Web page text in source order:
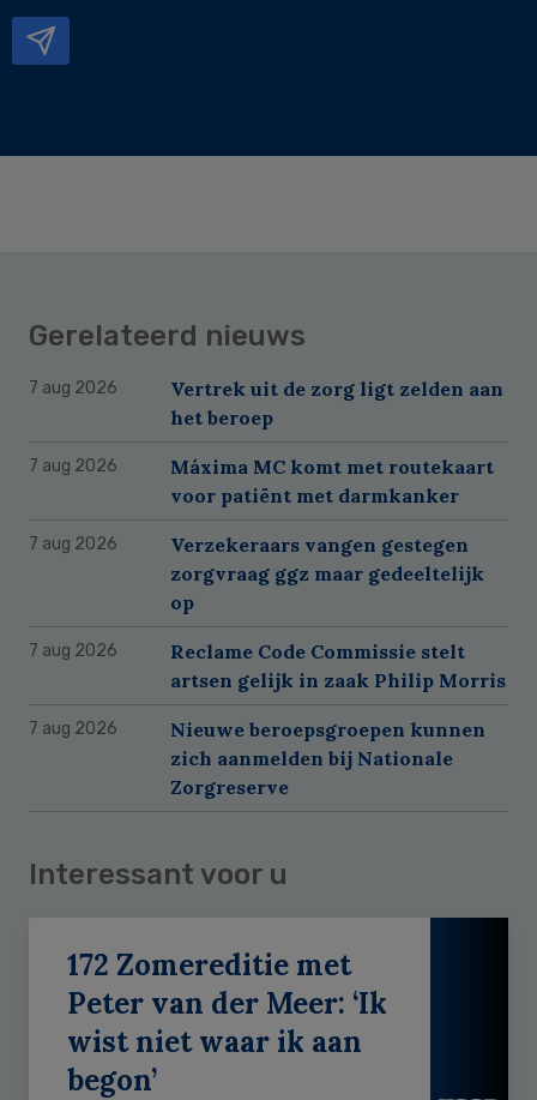
Gerelateerd nieuws
7 aug 2026
Vertrek uit de zorg ligt zelden aan
het beroep
7 aug 2026
Máxima MC komt met routekaart
voor patiënt met darmkanker
7 aug 2026
Verzekeraars vangen gestegen
zorgvraag ggz maar gedeeltelijk
op
7 aug 2026
Reclame Code Commissie stelt
artsen gelijk in zaak Philip Morris
7 aug 2026
Nieuwe beroepsgroepen kunnen
zich aanmelden bij Nationale
Zorgreserve
Interessant voor u
172 Zomereditie met
Peter van der Meer: ‘Ik
wist niet waar ik aan
begon’